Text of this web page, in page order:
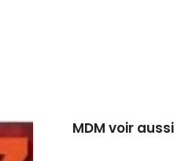
MDM voir aussi